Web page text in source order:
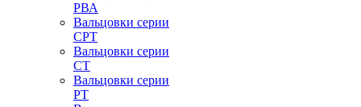
РВА
Вальцовки серии
СРТ
Вальцовки серии
СТ
Вальцовки серии
РТ